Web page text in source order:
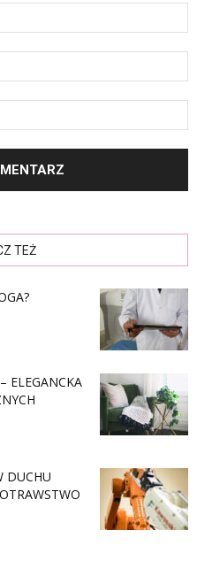
TEŻ
ELEGANCKA
DUCHU